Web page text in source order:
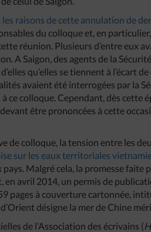
les raisons de cette annulation de
du colloque et, en
réunion. Plusieurs d’entre eux
A Saigon, des agents de la
qu’elles se tiennent à l’écart
avaient été interrogées par la
ce colloque. Cependant, dès cette
être prononcées à cette
colloque, la tension entre les
sur les eaux territoriales
Malgré cela, la promesse faite
en avril 2014, un permis de
pages à couverture cartonnée,
désigne la mer de Chine
de l’Association des écrivains (